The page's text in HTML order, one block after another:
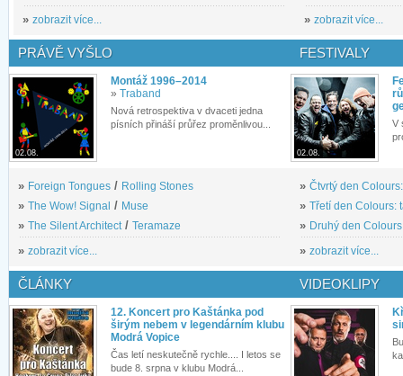
» zobrazit více... » zobrazit více...
PRÁVĚ VYŠLO
02.08.
Montáž 1996–2014
» Traband
Nová retrospektiva v dvaceti jedna
písních přináší průřez proměnlivou...
» Foreign Tongues / Rolling Stones
» The Wow! Signal / Muse
» The Silent Architect / Teramaze
» zobrazit více...
FESTIVALY
02.08.
V
» Čtvrtý den
» Třetí den Colours:
» Druhý den
» zobrazit více...
ČLÁNKY
12. Koncert pro Kaštánka pod
širým nebem v legendárním klubu
Modrá Vopice
Čas letí neskutečně rychle.... I letos se
bude 8. srpna v klubu Modrá...
VIDEOKLIPY